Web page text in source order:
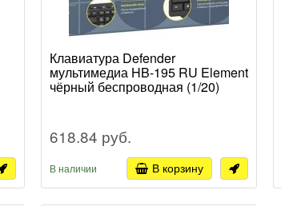
Клавиатура Defender
мультимедиа HB-195 RU Element
чёрный беспроводная (1/20)
618.84 руб.
В наличии В корзину